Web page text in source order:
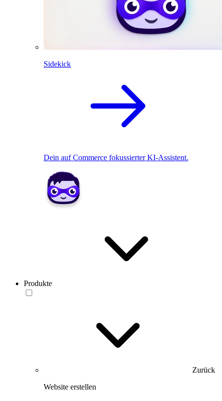
Sidekick
Dein auf Commerce fokussierter KI-Assistent.
Produkte
Zurück
Website erstellen